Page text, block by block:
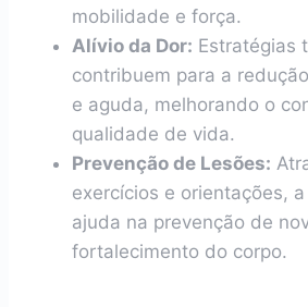
mobilidade e força.
Alívio da Dor: Estratégias
contribuem para a
e aguda, melhorando o
qualidade de vida.
Prevenção de Lesões:
exercícios e orientações,
ajuda na prevenção de
fortalecimento do corpo.